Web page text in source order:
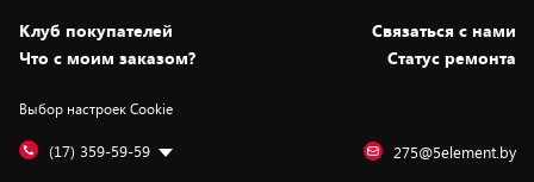
Статьи и обзоры
Вакансии
Дай пять добру!
Безналичный расчёт
Обмен и возврат товара
Обработка персональных данных
Подарочные карты
Установка техники
Для игровых консолей
Для мобильных устройств
Для компьютеров
Скидки и промокоды
Белорусские товары
Бонусы
Оплата частями
Клуб покупателей
Cвязаться с нами
Что с моим заказом?
Статус ремонта
Выбор настроек Cookie
(17) 359-59-59 275@5element.by